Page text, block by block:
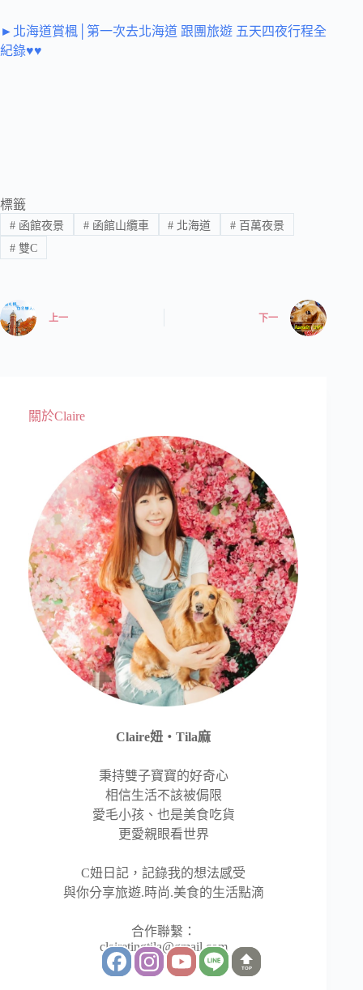
►北海道賞楓│第一次去北海道 跟團旅遊 五天四夜行程全
紀錄♥♥
標籤
#函館夜景 #函館山纜車 # 北海道 # 百萬夜景
#雙C
上一 下一
關於Claire
Claire妞‧Tila麻
秉持雙子寶寶的好奇心
相信生活不該被侷限
愛毛小孩、也是美食吃貨
更愛親眼看世界
C妞日記，記錄我的想法感受
與你分享旅遊.時尚.美食的生活點滴
合作聯繫：
clairetingtila@gmail.com
TOP